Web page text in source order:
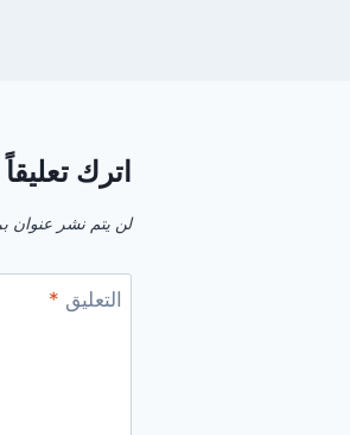
اترك تعليقاً
لن يتم نشر عنوان
التعليق *